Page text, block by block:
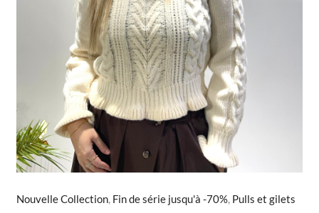
Nouvelle Collection, Fin de série jusqu'à -70%, Pulls et gilets